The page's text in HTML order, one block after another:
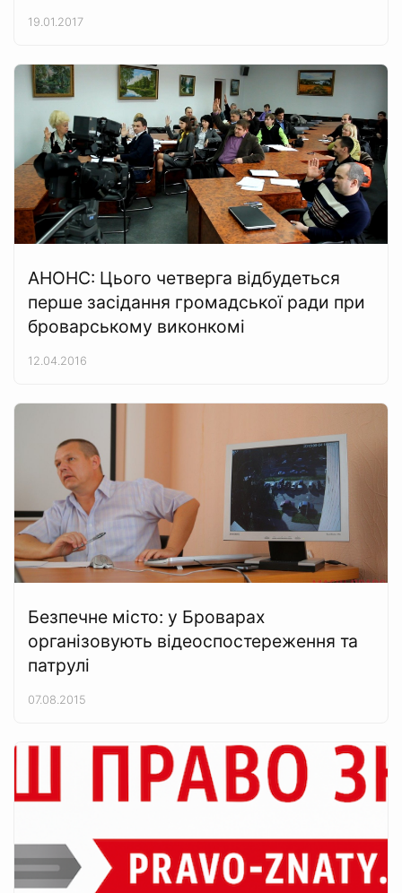
19.01.2017
АНОНС: Цього четверга відбудеться
перше засідання громадської ради при
броварському виконкомі
12.04.2016
Безпечне місто: у Броварах
організовують відеоспостереження та
патрулі
07.08.2015